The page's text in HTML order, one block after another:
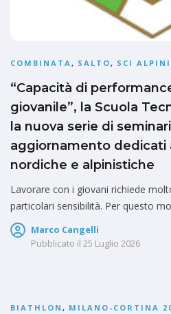
COMBINATA, SALTO, SCI
“Capacità di
giovanile”, la Scuola
la nuova serie di
aggiornamento dedicati
nordiche e alpinistiche
Lavorare con i giovani richiede
particolari sensibilità. Per questo
Marco Cangelli
Pubblicato il 25 Luglio 2026
BIATHLON , MILANO-CORTINA